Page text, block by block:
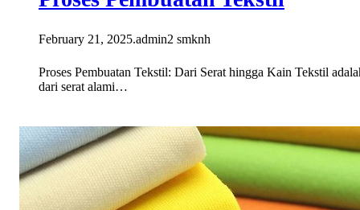
February 21, 2025.admin2 smknh
Proses Pembuatan Tekstil: Dari Serat hingga Kain Tekstil
dari serat alami…